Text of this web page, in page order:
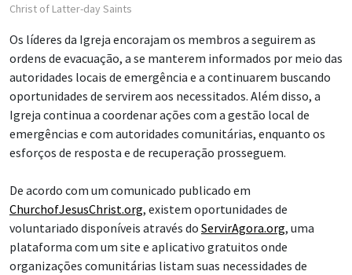
Christ of Latter-day Saints
Os líderes da Igreja encorajam os membros a seguirem as
ordens de evacuação, a se manterem informados por meio das
autoridades locais de emergência e a continuarem buscando
oportunidades de servirem aos necessitados. Além disso, a
Igreja continua a coordenar ações com a gestão local de
emergências e com autoridades comunitárias, enquanto os
esforços de resposta e de recuperação prosseguem.
De acordo com um comunicado publicado em
ChurchofJesusChrist.org, existem oportunidades de
voluntariado disponíveis através do ServirAgora.org, uma
plataforma com um site e aplicativo gratuitos onde
organizações comunitárias listam suas necessidades de